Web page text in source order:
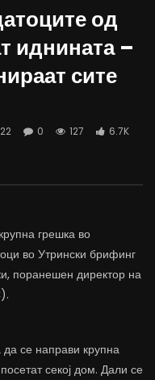
флексибилна држава
ЈУНИ 30, 2022
од
иднината –
сите
0 127
6.7K
грешка во
во Утрински брифинг
поранешен директор на
се направи крупна
секој дом. Дали се